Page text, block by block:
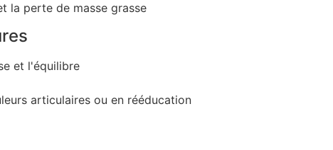
la perte de masse grasse
et l'équilibre
articulaires ou en rééducation